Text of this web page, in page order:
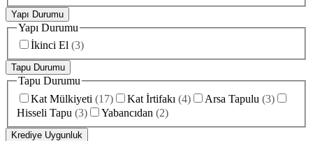
Yapı Durumu
Yapı Durumu
İkinci El (3)
Tapu Durumu
Tapu Durumu
Kat Mülkiyeti (17) Kat İrtifakı (4) Arsa Tapulu (3)
Hisseli Tapu (3) Yabancıdan (2)
Krediye Uygunluk